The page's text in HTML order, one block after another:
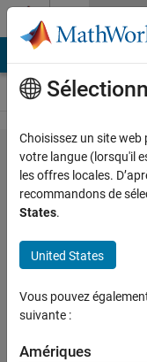
Passer au contenu
Problem
42689.
Distance
a ball
travels
after
throwing
vertically
Choisissez un site
votre langue (lorsqu'il
les offres locales.
recommandons de
States.
United States
Vous pouvez
suivante :
Amériques